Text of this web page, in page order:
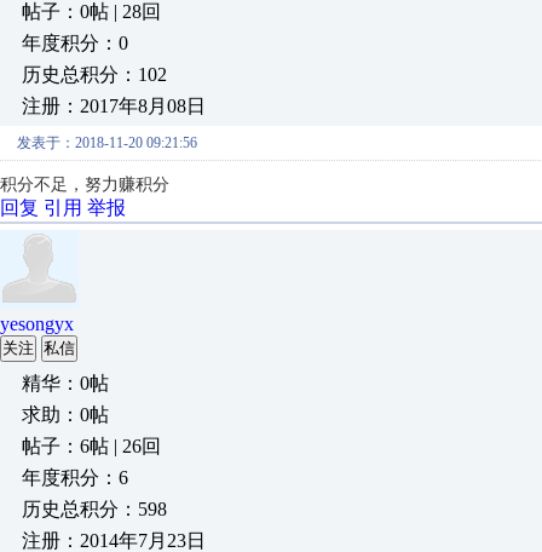
帖子：0帖 | 28回
年度积分：0
历史总积分：102
注册：2017年8月08日
发表于：2018-11-20 09:21:56
积分不足，努力赚积分
回复 引用 举报
yesongyx
关注 私信
精华：0帖
求助：0帖
帖子：6帖 | 26回
年度积分：6
历史总积分：598
注册：2014年7月23日